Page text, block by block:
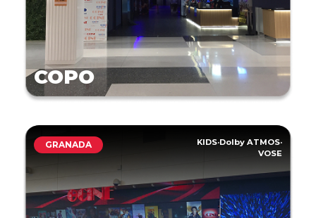
COPO
GRANADA KIDS·Dolby ATMOS·
VOSE